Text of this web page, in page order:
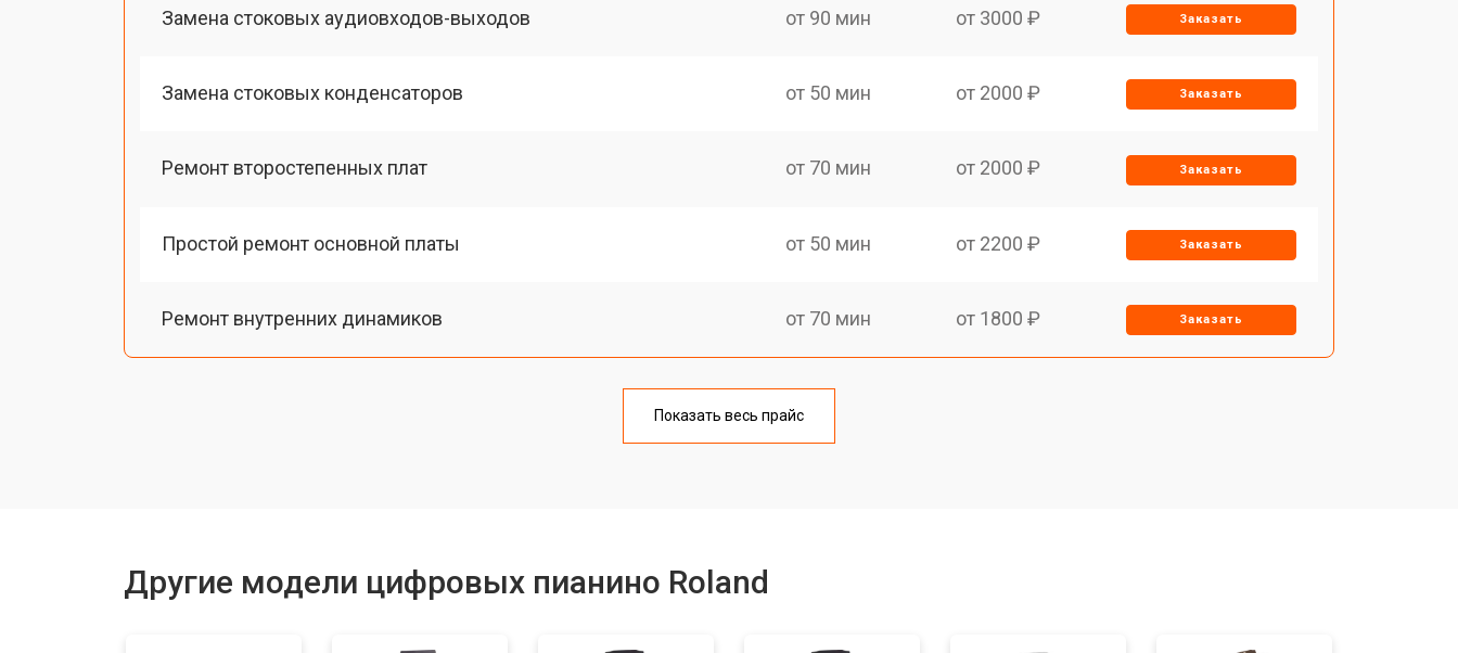
Замена стоковых аудиовходов-выходов от 90 мин от 3000 ₽ Заказать
Замена стоковых конденсаторов от 50 мин от 2000 ₽ Заказать
Ремонт второстепенных плат от 70 мин от 2000 ₽ Заказать
Простой ремонт основной платы от 50 мин от 2200 ₽ Заказать
Ремонт внутренних динамиков от 70 мин от 1800 ₽ Заказать
от 50 мин
Показать весь прайс
Другие модели цифровых пианино Roland